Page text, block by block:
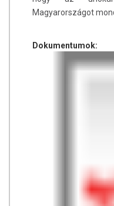
Magyarországot
Dokumentumok: